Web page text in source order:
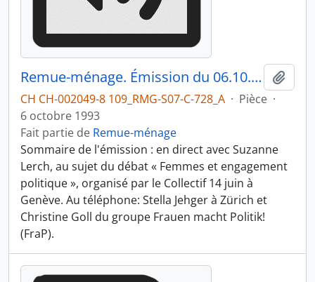
Remue-ménage. Émission du 06.10.1993 3/4
CH CH-002049-8 109_RMG-S07-C-728_A · Pièce ·
6 octobre 1993
Fait partie de Remue-ménage
Sommaire de l'émission : en direct avec Suzanne
Lerch, au sujet du débat « Femmes et engagement
politique », organisé par le Collectif 14 juin à
Genève. Au téléphone: Stella Jehger à Zürich et
Christine Goll du groupe Frauen macht Politik!
(FraP).